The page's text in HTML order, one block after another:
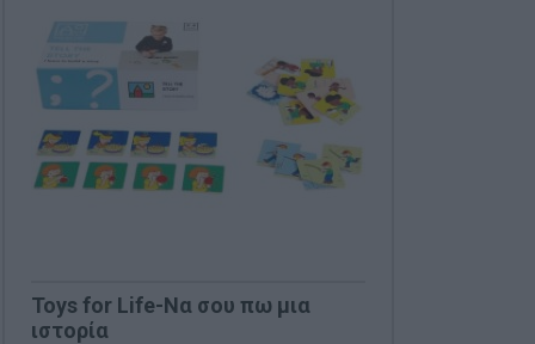
Toys for Life-Να σου πω μια
ιστορία